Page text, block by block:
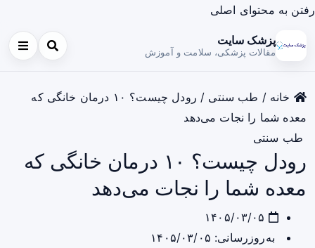
رفتن به محتوای اصلی
پزشک سایت
مقالات پزشکی، سلامت و آموزش
خانه / طب سنتی /
رودل چیست؟ ۱۰ درمان خانگی که
معده شما را نجات می‌دهد
طب سنتی
رودل چیست؟ ۱۰ درمان خانگی که
معده شما را نجات می‌دهد
به‌روزرسانی: ۱۴۰۵/۰۳/۰۵